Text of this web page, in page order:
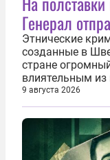
Генерал
Этнические
созданные в
стране
влиятельным из
этой сети не
подсаживают
нечто еще даже
9 августа 2026